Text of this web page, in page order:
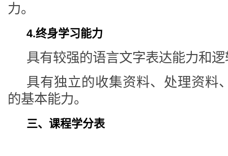
力。
4.终身学习能力
具有较强的语言文字表达能力和
具有独立的收集资料、处理资料
的基本能力。
三、课程学分表